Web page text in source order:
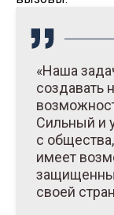
«Наша
создавать
Сильный и
с
имеет
своей